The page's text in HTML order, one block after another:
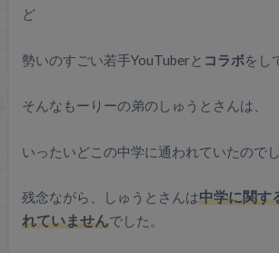
ど
勢いのすごい若手YouTuberと コラボをし
そんなもーりーの弟のしゅうとさんは、
いったいどこの中学に通われていたので
残念ながら、しゅうとさんは中学に関す
れていませんでした。